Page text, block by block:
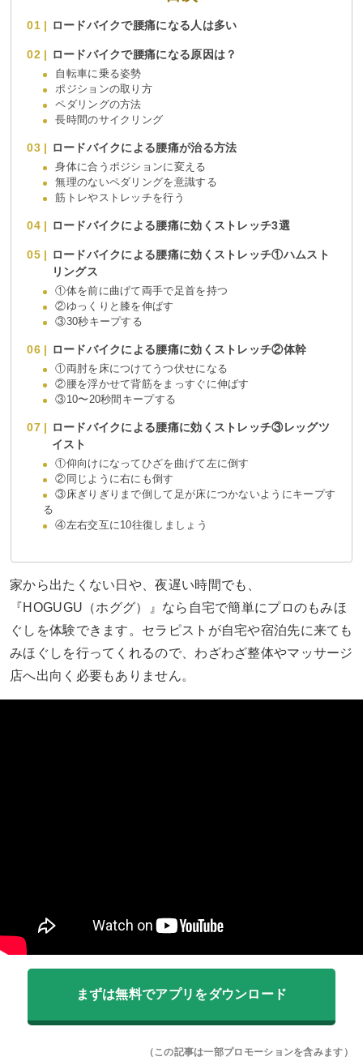
ロードバイクで腰痛になる人は多い
ロードバイクで腰痛になる原因は？
自転車に乗る姿勢
ポジションの取り方
ペダリングの方法
長時間のサイクリング
ロードバイクによる腰痛が治る方法
身体に合うポジションに変える
無理のないペダリングを意識する
筋トレやストレッチを行う
ロードバイクによる腰痛に効くストレッチ3選
ロードバイクによる腰痛に効くストレッチ①ハムスト
リングス
①体を前に曲げて両手で足首を持つ
②ゆっくりと膝を伸ばす
③30秒キープする
ロードバイクによる腰痛に効くストレッチ②体幹
①両肘を床につけてうつ伏せになる
②腰を浮かせて背筋をまっすぐに伸ばす
③10〜20秒間キープする
ロードバイクによる腰痛に効くストレッチ③レッグツ
イスト
①仰向けになってひざを曲げて左に倒す
②同じように右にも倒す
③床ぎりぎりまで倒して足が床につかないようにキープす
る
④左右交互に10往復しましょう
家から出たくない日や、夜遅い時間でも、
『HOGUGU（ホググ）』なら自宅で簡単にプロのもみほ
ぐしを体験できます。セラピストが自宅や宿泊先に来ても
みほぐしを行ってくれるので、わざわざ整体やマッサージ
店へ出向く必要もありません。
まずは無料でアプリをダウンロード
（この記事は一部プロモーションを含みます）